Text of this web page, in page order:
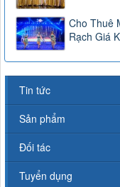
Cho Thuê
Rạch Giá
Tin tức
Sản phẩm
Đối tác
Tuyển dụng